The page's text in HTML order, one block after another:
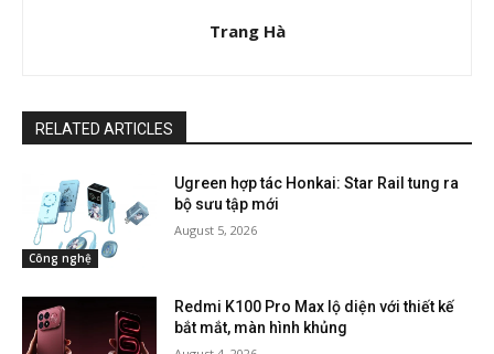
Trang Hà
RELATED ARTICLES
Công nghệ
Ugreen hợp tác Honkai: Star Rail tung ra
bộ sưu tập mới
August 5, 2026
Redmi K100 Pro Max lộ diện với thiết kế
bắt mắt, màn hình khủng